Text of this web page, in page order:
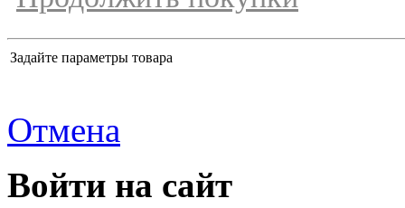
Задайте параметры товара
Отмена
Войти на сайт